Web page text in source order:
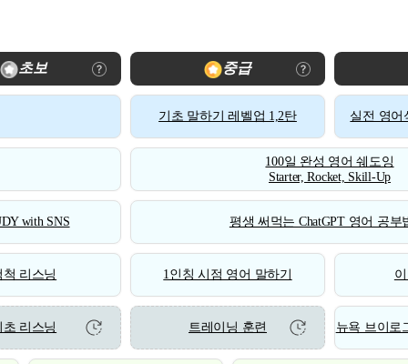
초보 중급
기초 말하기 레벨업 1,2탄 실전 영어
100일 완성 영어 쉐도잉
Starter, Rocket, Skill-Up
with SNS 평생 써먹는 ChatGPT 영어 공부
척 리스닝 1인칭 시점 영어 말하기
초 리스닝 트레이닝 훈련 뉴욕 브이로